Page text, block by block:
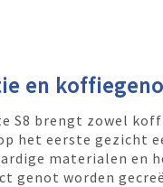
en
S8 brengt zowel
het eerste gezicht
materialen en
genot worden